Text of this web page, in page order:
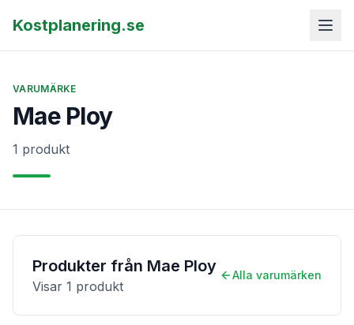
Kostplanering.se
VARUMÄRKE
Mae Ploy
1 produkt
Produkter från Mae Ploy
Visar 1 produkt
Alla varumärken